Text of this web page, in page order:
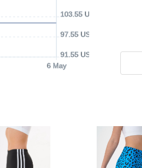
6 May
91.55 USD
97.55 USD
103.55 USD